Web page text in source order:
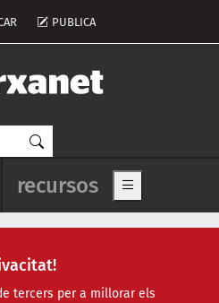
tercers per a millorar els
del compte d'usuari
PUBLICA
principal de
recursos Show main